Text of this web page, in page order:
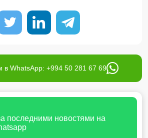
в WhatsApp: +994 50 281 67 69
последними новостями на